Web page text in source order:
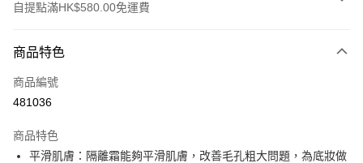
自提點滿HK$580.00免運費
信用卡
Apple Pay
AlipayHK
商品特色
商品編號
481036
商品特色
平滑肌膚：隔離霜能夠平滑肌膚，改善毛孔粗大問題，為底妝做